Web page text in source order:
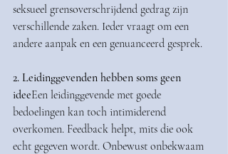
seksueel grensoverschrijdend gedrag zijn
verschillende zaken. Ieder vraagt om een
andere aanpak en een genuanceerd gesprek.
2. Leidinggevenden hebben soms geen
ideeEen leidinggevende met goede
bedoelingen kan toch intimiderend
overkomen. Feedback helpt, mits die ook
echt gegeven wordt. Onbewust onbekwaam